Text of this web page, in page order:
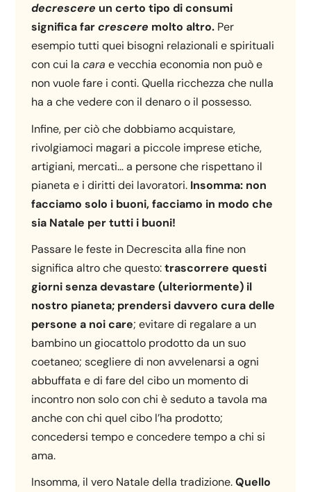
decrescere un certo tipo di consumi
significa farcrescere molto altro. Per
esempio tutti quei bisogni relazionali e spirituali
con cui lacara e vecchia economia non può e
non vuole fare i conti. Quella ricchezza che nulla
ha a che vedere con il denaro o il possesso.
Infine, per ciò che dobbiamo acquistare,
rivolgiamoci magari a piccole imprese etiche,
artigiani, mercati… a persone che rispettano il
pianeta e i diritti dei lavoratori. Insomma: non
facciamo solo i buoni, facciamo in modo che
sia Natale per tutti i buoni!
Passare le feste in Decrescita alla fine non
significa altro che questo:trascorrere questi
giorni senza devastare (ulteriormente) il
nostro pianeta; prendersi davvero cura delle
persone a noi care; evitare di regalare a un
bambino un giocattolo prodotto da un suo
coetaneo; scegliere di non avvelenarsi a ogni
abbuffata e di fare del cibo un momento di
incontro non solo con chi è seduto a tavola ma
anche con chi quel cibo l’ha prodotto;
concedersi tempo e concedere tempo a chi si
ama.
Insomma, il vero Natale della tradizione.Quello